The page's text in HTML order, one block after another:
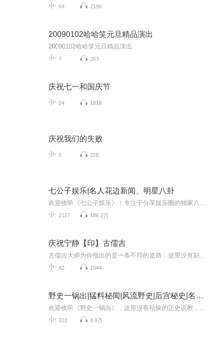
64 2196
20090102哈哈笑元旦精品演出
20090102哈哈笑元旦精品演出
7 353
庆祝七一和国庆节
24 1818
庆祝我们的失败
5 228
七公子娱乐|名人花边新闻、明星八卦
2127 186.2万
庆祝宁静【印】古儒吉
42 1544
野史一锅出|猛料秘闻|风流野史|后宫秘史|名人花边
222 8.9万